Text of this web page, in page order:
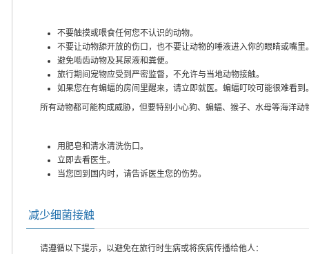
不要触摸或喂食任何您不认识的动物。
不要让动物舔开放的伤口，也不要让动物的唾液进入你的眼睛或嘴里
避免啮齿动物及其尿液和粪便。
旅行期间宠物应受到严密监督，不允许与当地动物接触。
如果您在有蝙蝠的房间里醒来，请立即就医。蝙蝠叮咬可能很难看到
所有动物都可能构成威胁，但要特别小心狗、蝙蝠、猴子、水母等海洋
用肥皂和清水清洗伤口。
立即去看医生。
当您回到国内时，请告诉医生您的伤势。
减少细菌接触
请遵循以下提示，以避免在旅行时生病或将疾病传播给他人：